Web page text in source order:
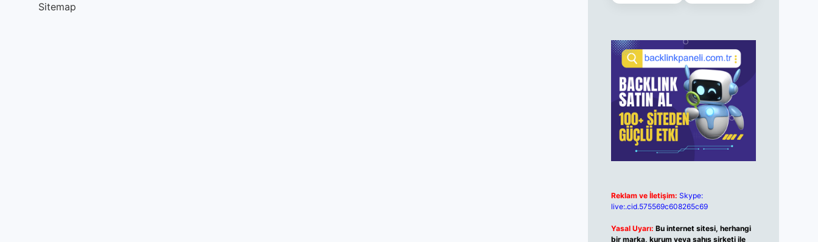
Sitemap
Reklam ve İletişim: Skype:
live:.cid.575569c608265c69
Yasal Uyarı: Bu internet sitesi, herhangi
bir marka, kurum veya şahıs şirketi ile